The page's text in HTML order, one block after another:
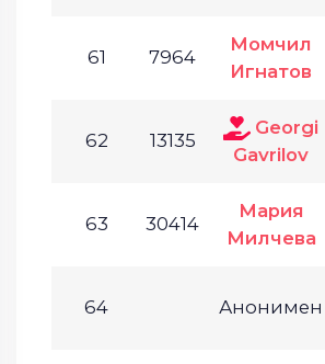
61 7964
Момчил
Игнатов
62 13135
Georgi
Gavrilov
63 30414
Мария
Милчева
64 Анонимен